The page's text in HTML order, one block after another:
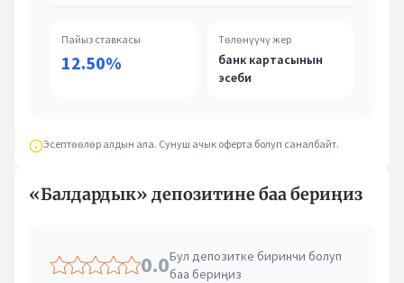
Пайыз ставкасы
12.50%
Төлөнүүчү жер
банк картасынын
эсеби
Эсептөөлөр алдын ала. Сунуш ачык оферта болуп саналбайт.
«Балдардык» депозитине баа бериңиз
0.0Бул депозитке биринчи болуп
баа бериңиз